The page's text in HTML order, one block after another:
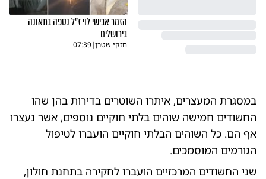
הזמר אבישי לוי ז"ל נספה בתאונה
בירושלים
חזקי שטרן|
07:39
במסגרת המעצרים, איתרו השוטרים בדירות בהן שהו
החשודים חמישה שוהים בלתי חוקיים נוספים, אשר נעצרו
אף הם. כל השוהים הבלתי חוקיים הועברו לטיפול
הגורמים המוסמכים.
שני החשודים המרכזיים הועברו לחקירה בתחנת חולון,